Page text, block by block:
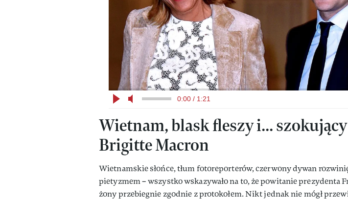
0:00 / 1:21
Wietnam, blask fleszy i...
Brigitte Macron
Wietnamskie słońce, tłum fotoreporterów, czerwony dywan
pietyzmem – wszystko wskazywało na to, że powitanie prezydenta
żony przebiegnie zgodnie z protokołem. Nikt jednak nie mógł